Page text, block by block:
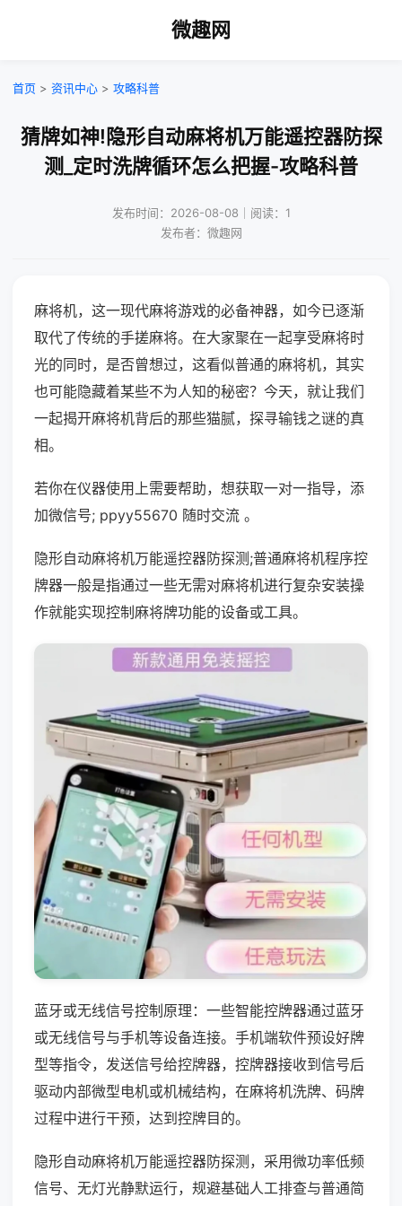
微趣网
首页 > 资讯中心 > 攻略科普
猜牌如神!隐形自动麻将机万能遥控器防探
测_定时洗牌循环怎么把握-攻略科普
发布时间：2026-08-08｜阅读：1
发布者：微趣网
麻将机，这一现代麻将游戏的必备神器，如今已逐渐
取代了传统的手搓麻将。在大家聚在一起享受麻将时
光的同时，是否曾想过，这看似普通的麻将机，其实
也可能隐藏着某些不为人知的秘密？今天，就让我们
一起揭开麻将机背后的那些猫腻，探寻输钱之谜的真
相。
若你在仪器使用上需要帮助，想获取一对一指导，添
加微信号; ppyy55670 随时交流 。
隐形自动麻将机万能遥控器防探测;普通麻将机程序控
牌器一般是指通过一些无需对麻将机进行复杂安装操
作就能实现控制麻将牌功能的设备或工具。
蓝牙或无线信号控制原理：一些智能控牌器通过蓝牙
或无线信号与手机等设备连接。手机端软件预设好牌
型等指令，发送信号给控牌器，控牌器接收到信号后
驱动内部微型电机或机械结构，在麻将机洗牌、码牌
过程中进行干预，达到控牌目的。
隐形自动麻将机万能遥控器防探测，采用微功率低频
信号、无灯光静默运行，规避基础人工排查与普通简